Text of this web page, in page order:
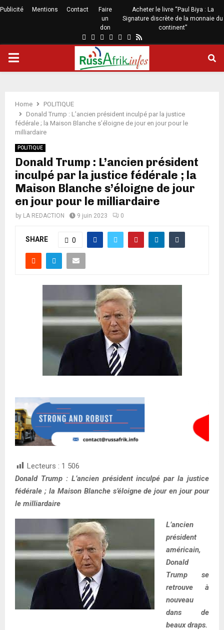
Publicité Mentions Contact
Faire
un
don
Acheter le livre “Paul Biya : La
Signature discrète de la monnaie du
continent”
Home
POLITIQUE
Donald Trump : L’ancien président inculpé par la justice
fédérale ; la Maison Blanche s’éloigne de jour en jour pour le
milliardaire
POLITIQUE
Donald Trump : L’ancien président
inculpé par la justice fédérale ; la
Maison Blanche s’éloigne de jour
en jour pour le milliardaire
by LA REDACTION 9 juin 2023 0
SHARE 0
Lecteurs : 1 506
Donald Trump : L’ancien président inculpé par la justice
fédérale ; la Maison Blanche s’éloigne de jour en jour pour
le milliardaire
L’ancien
président
américain,
Donald
Trump se
retrouve à
nouveau
dans de
beaux draps.